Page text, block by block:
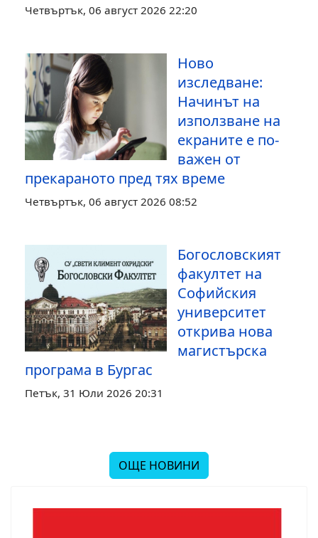
Четвъртък, 06 август 2026 22:20
Ново
изследване:
Начинът на
използване на
екраните е по-
важен от
прекараното пред тях време
Четвъртък, 06 август 2026 08:52
Богословският
факултет на
Софийския
университет
открива нова
магистърска
програма в Бургас
Петък, 31 Юли 2026 20:31
ОЩЕ НОВИНИ